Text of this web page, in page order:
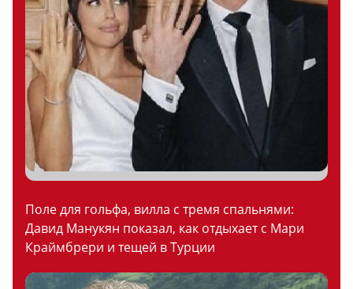
Поле для гольфа, вилла с тремя спальнями:
Давид Манукян показал, как отдыхает с Мари
Краймбрери и тещей в Турции